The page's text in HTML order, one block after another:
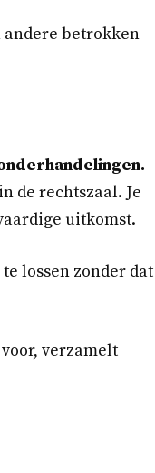
andere betrokken
de rechtszaal. Je
uitkomst.
lossen zonder dat
verzamelt